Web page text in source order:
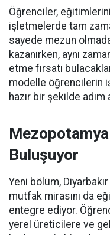
Öğrenciler,
işletmelerde tam
sayede mezun
kazanırken, aynı
etme fırsatı
modelle öğrencilerin
hazır bir şekilde adım
Buluşuyor
Yeni bölüm,
mutfak mirasını da
entegre ediyor.
yerel üreticilere ve